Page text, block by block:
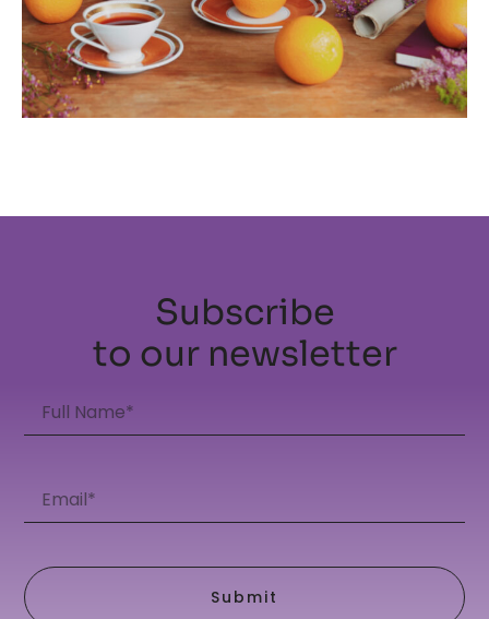
Subscribe
to our newsletter
Submit